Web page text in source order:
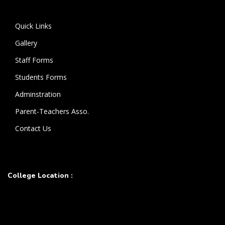
Quick Links
Gallery
Staff Forms
Students Forms
Adminstration
Parent-Teachers Asso.
Contact Us
College Location :